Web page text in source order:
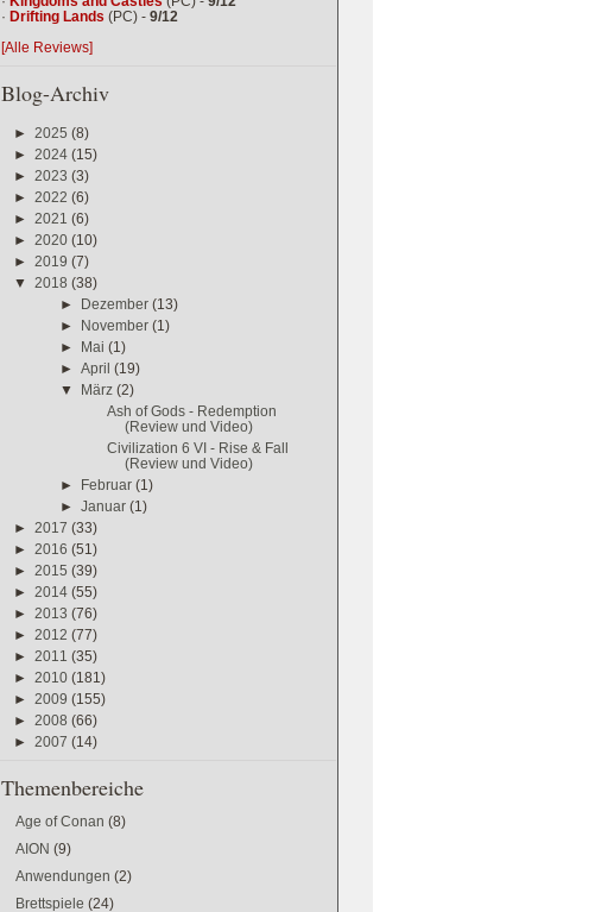
· Drifting Lands (PC) - 9/12
[Alle Reviews]
Blog-Archiv
► 2025 (8)
► 2024 (15)
► 2023 (3)
► 2022 (6)
► 2021 (6)
► 2020 (10)
► 2019 (7)
▼ 2018 (38)
► Dezember(13)
► November(1)
► Mai(1)
► April(19)
▼ März(2)
Ash of Gods - Redemption
(Review und Video)
Civilization 6 VI - Rise & Fall
(Review und Video)
► Februar(1)
►
Januar(1)
► 2017 (33)
► 2016 (51)
► 2015 (39)
► 2014 (55)
► 2013 (76)
► 2012 (77)
► 2011 (35)
► 2010 (181)
► 2009 (155)
► 2008 (66)
► 2007 (14)
Themenbereiche
Age of Conan (8)
AION (9)
Anwendungen (2)
Brettspiele (24)